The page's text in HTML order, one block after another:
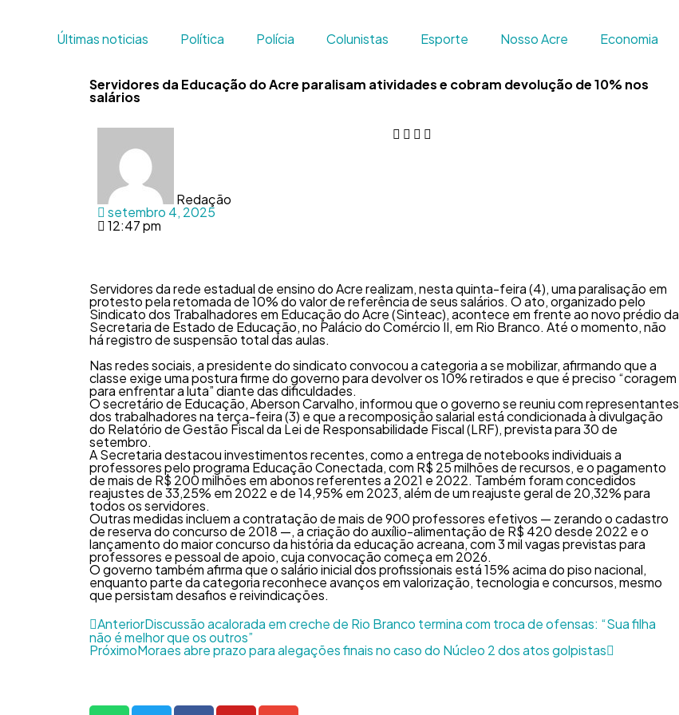
Últimas noticias Política Polícia Colunistas Esporte Nosso Acre Economia
Servidores da Educação do Acre paralisam atividades e cobram devolução de 10% nos
salários
Redação
setembro 4, 2025
12:47 pm
Servidores da rede estadual de ensino do Acre realizam, nesta quinta-feira (4), uma paralisação em
protesto pela retomada de 10% do valor de referência de seus salários. O ato, organizado pelo
Sindicato dos Trabalhadores em Educação do Acre (Sinteac), acontece em frente ao novo prédio da
Secretaria de Estado de Educação, no Palácio do Comércio II, em Rio Branco. Até o momento, não
há registro de suspensão total das aulas.
Nas redes sociais, a presidente do sindicato convocou a categoria a se mobilizar, afirmando que a
classe exige uma postura firme do governo para devolver os 10% retirados e que é preciso “coragem
para enfrentar a luta” diante das dificuldades.
O secretário de Educação, Aberson Carvalho, informou que o governo se reuniu com representantes
dos trabalhadores na terça-feira (3) e que a recomposição salarial está condicionada à divulgação
do Relatório de Gestão Fiscal da Lei de Responsabilidade Fiscal (LRF), prevista para 30 de
setembro.
A Secretaria destacou investimentos recentes, como a entrega de notebooks individuais a
professores pelo programa Educação Conectada, com R$ 25 milhões de recursos, e o pagamento
de mais de R$ 200 milhões em abonos referentes a 2021 e 2022. Também foram concedidos
reajustes de 33,25% em 2022 e de 14,95% em 2023, além de um reajuste geral de 20,32% para
todos os servidores.
Outras medidas incluem a contratação de mais de 900 professores efetivos — zerando o cadastro
de reserva do concurso de 2018 —, a criação do auxílio-alimentação de R$ 420 desde 2022 e o
lançamento do maior concurso da história da educação acreana, com 3 mil vagas previstas para
professores e pessoal de apoio, cuja convocação começa em 2026.
O governo também afirma que o salário inicial dos profissionais está 15% acima do piso nacional,
enquanto parte da categoria reconhece avanços em valorização, tecnologia e concursos, mesmo
que persistam desafios e reivindicações.
AnteriorDiscussão acalorada em creche de Rio Branco termina com troca de ofensas: “Sua filha
não é melhor que os outros”
PróximoMoraes abre prazo para alegações finais no caso do Núcleo 2 dos atos golpistas